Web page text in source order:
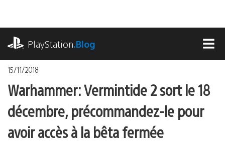
contenu
PlayStation.Blog
15/11/2018
Warhammer: Vermintide 2 sort le 18
décembre, précommandez-le pour
avoir accès à la bêta fermée